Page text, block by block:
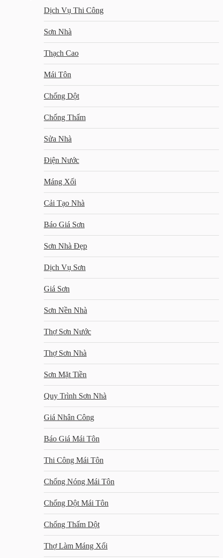
Dịch Vụ Thi Công
Sơn Nhà
Thạch Cao
Mái Tôn
Chống Dột
Chống Thấm
Sửa Nhà
Điện Nước
Máng Xối
Cải Tạo Nhà
Báo Giá Sơn
Sơn Nhà Đẹp
Dịch Vụ Sơn
Giá Sơn
Sơn Nền Nhà
Thợ Sơn Nước
Thợ Sơn Nhà
Sơn Mặt Tiền
Quy Trình Sơn Nhà
Giá Nhân Công
Báo Giá Mái Tôn
Thi Công Mái Tôn
Chống Nóng Mái Tôn
Chống Dột Mái Tôn
Chống Thấm Dột
Thợ Làm Máng Xối